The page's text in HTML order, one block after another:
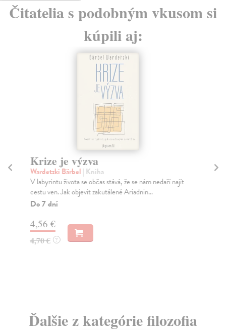
Čitatelia s podobným vkusom si
kúpili aj:
Krize je výzva
Wardetzki Bärbel | Kniha
V labyrintu života se občas stává, že se nám nedaří najít
cestu ven. Jak objevit zakutálené Ariadnin...
Do 7 dní
4,56 €
4,70 € ?
Ďalšie z kategórie filozofia